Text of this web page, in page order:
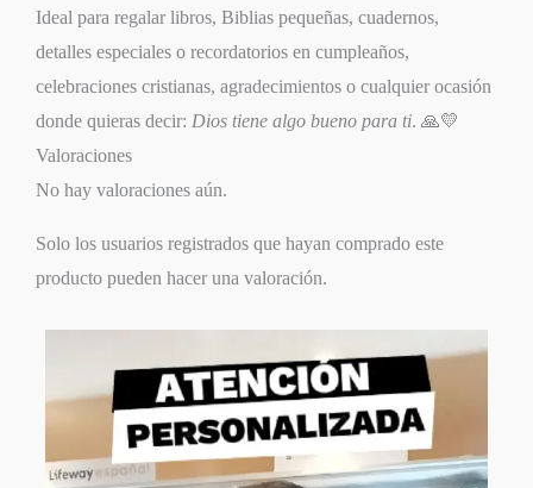
Ideal para regalar libros, Biblias pequeñas, cuadernos,
detalles especiales o recordatorios en cumpleaños,
celebraciones cristianas, agradecimientos o cualquier ocasión
donde quieras decir: Dios tiene algo bueno para ti. 🙏💛
Valoraciones
No hay valoraciones aún.
Solo los usuarios registrados que hayan comprado este
producto pueden hacer una valoración.